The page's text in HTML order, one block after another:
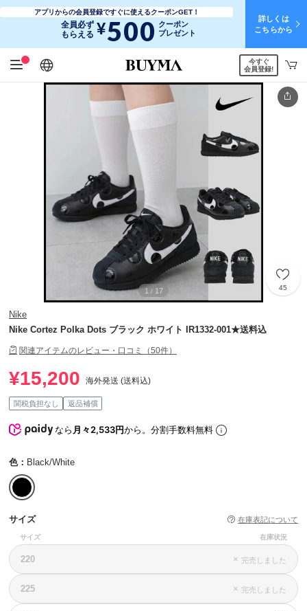
アプリからの会員登録ですぐに使えるクーポンGET！
全員必ず
もらえる ¥500 クーポン
プレゼント
詳しくは
こちらから
日本語
English
简体中文
繁體中文
今すぐ
会員登録!
1 / 17 45
Nike
Nike Cortez Polka Dots ブラック ホワイト IR1332-001★送料込
関連アイテムのレビュー・口コミ（50件）
¥15,200 海外発送 (送料込)
関税負担なし 返品補償
なら月々2,533円から。分割手数料無料
色： Black/White
サイズ 在庫表記について
サイズ 在庫状況
220 × 完売しました
225 × 完売しました